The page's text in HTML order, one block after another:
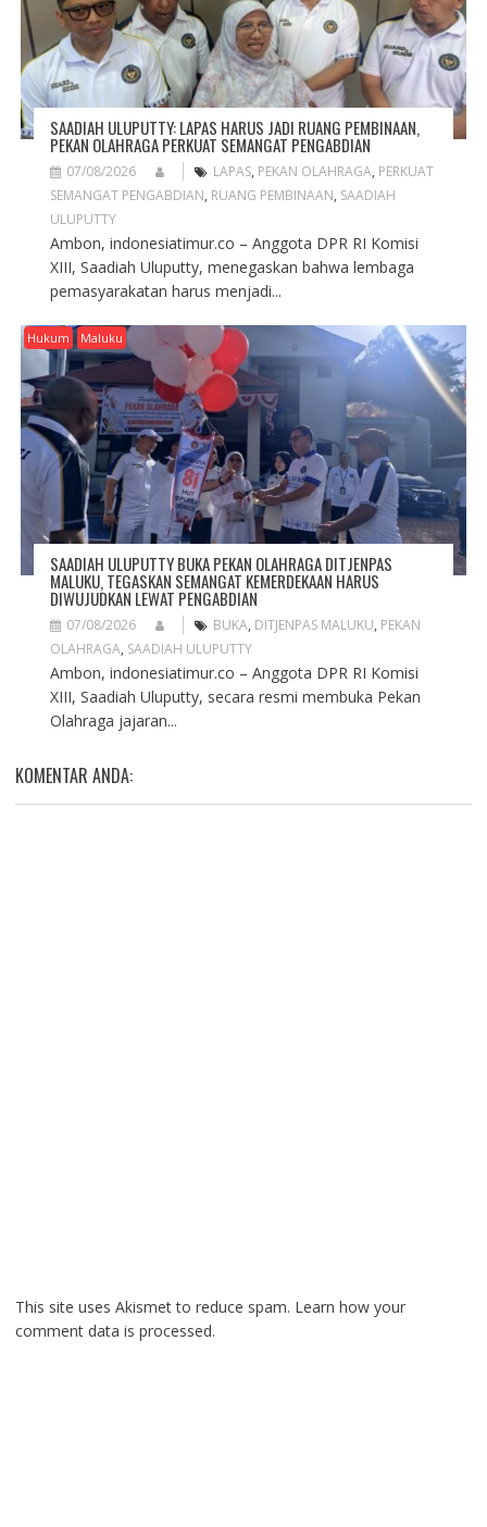
SAADIAH ULUPUTTY: LAPAS HARUS JADI RUANG PEMBINAAN,
PEKAN OLAHRAGA PERKUAT SEMANGAT PENGABDIAN
07/08/2026 LAPAS, PEKAN OLAHRAGA, PERKUAT
SEMANGAT PENGABDIAN, RUANG PEMBINAAN, SAADIAH
ULUPUTTY
Ambon, indonesiatimur.co – Anggota DPR RI Komisi
XIII, Saadiah Uluputty, menegaskan bahwa lembaga
pemasyarakatan harus menjadi...
Hukum Maluku
SAADIAH ULUPUTTY BUKA PEKAN OLAHRAGA DITJENPAS
MALUKU, TEGASKAN SEMANGAT KEMERDEKAAN HARUS
DIWUJUDKAN LEWAT PENGABDIAN
07/08/2026 BUKA, DITJENPAS MALUKU, PEKAN
OLAHRAGA, SAADIAH ULUPUTTY
Ambon, indonesiatimur.co – Anggota DPR RI Komisi
XIII, Saadiah Uluputty, secara resmi membuka Pekan
Olahraga jajaran...
KOMENTAR ANDA:
This site uses Akismet to reduce spam. Learn how your
comment data is processed.